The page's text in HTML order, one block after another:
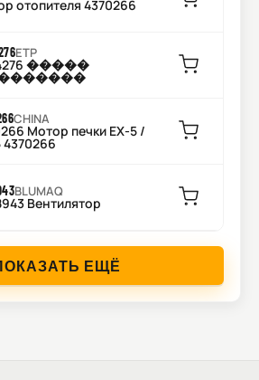
отопителя 4370266
ETP
�����
CHINA
Мотор печки EX-5 /
4370266
BLUMAQ
Вентилятор
ЕЩЁ